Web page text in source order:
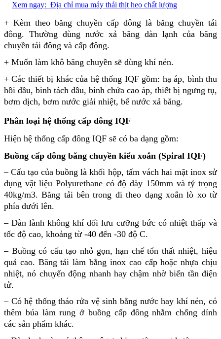
Xem ngay: Địa chỉ mua máy thái thịt heo chất lượng
+ Kèm theo băng chuyền cấp đông là băng chuyền tái
đông. Thường dùng nước xả băng dàn lạnh của băng
chuyền tái đông và cấp đông.
+ Muốn làm khô băng chuyền sẽ dùng khí nén.
+ Các thiết bị khác của hệ thống IQF gồm: hạ áp, bình thu
hồi dầu, bình tách dầu, bình chứa cao áp, thiết bị ngưng tụ,
bơm dịch, bơm nước giải nhiệt, bể nước xả băng.
Phân loại hệ thống cấp đông IQF
Hiện hệ thống cấp đông IQF sẽ có ba dạng gồm:
Buồng cấp đông băng chuyền kiểu xoắn (Spiral IQF)
– Cấu tạo của buồng là khối hộp, tấm vách hai mặt inox sử
dụng vật liệu Polyurethane có độ dày 150mm và tỷ trọng
40kg/m3. Băng tải bên trong đi theo dạng xoắn lò xo từ
phía dưới lên.
– Dàn lành không khí đối lưu cưỡng bức có nhiệt thấp và
tốc độ cao, khoảng từ -40 đến -30 độ C.
– Buồng có cấu tạo nhỏ gọn, hạn chế tổn thất nhiệt, hiệu
quả cao. Băng tải làm bằng inox cao cấp hoặc nhựa chịu
nhiệt, nó chuyển động nhanh hay chậm nhờ biến tần điện
tử.
– Có hệ thống tháo rửa vệ sinh bằng nước hay khí nén, có
thêm búa làm rung ở buồng cấp đông nhằm chống dính
các sản phẩm khác.